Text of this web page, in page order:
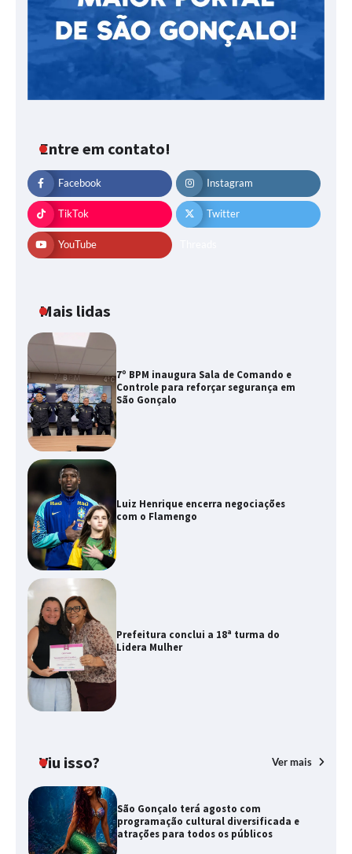
Entre em contato!
Facebook Instagram
TikTok Twitter
YouTube
Mais lidas
7º BPM inaugura Sala de Comando e
Controle para reforçar segurança em
São Gonçalo
Luiz Henrique encerra negociações
com o Flamengo
Prefeitura conclui a 18ª turma do
Lidera Mulher
Viu isso? Ver mais
São Gonçalo terá agosto com
programação cultural diversificada e
atrações para todos os públicos